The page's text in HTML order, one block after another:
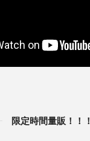
限定時間量販！！！